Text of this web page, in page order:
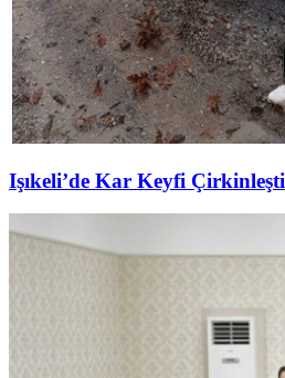
Işıkeli’de Kar Keyfi Çirkinleşti